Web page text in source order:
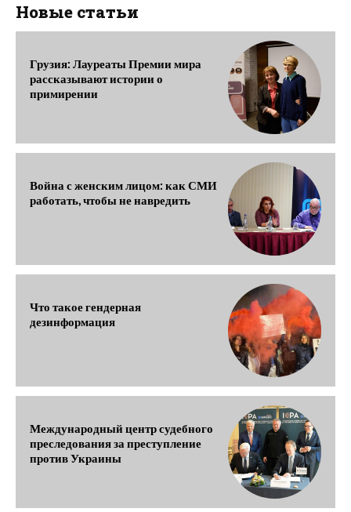
Новые статьи
Грузия: Лауреаты Премии мира
рассказывают истории о
примирении
Война с женским лицом: как СМИ
работать, чтобы не навредить
Что такое гендерная
дезинформация
Международный центр судебного
преследования за преступление
против Украины